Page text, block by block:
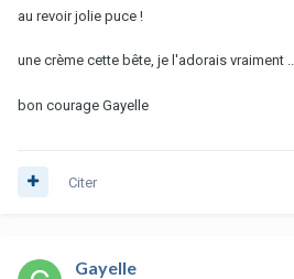
au revoir jolie puce !
une crème cette bête, je l'adorais vraiment ...
bon courage Gayelle
Citer
Gayelle